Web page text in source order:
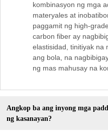
kombinasyon ng mga
materyales at
paggamit ng high-
carbon fiber ay
elastisidad, tinitiyak na
ang bola, na
ng mas mahusay na
Angkop ba ang inyong mga
ng kasanayan?